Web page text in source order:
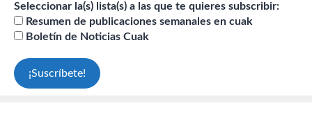
Seleccionar la(s) lista(s) a las que te quieres subscribir:
Resumen de publicaciones semanales en cuak
Boletín de Noticias Cuak